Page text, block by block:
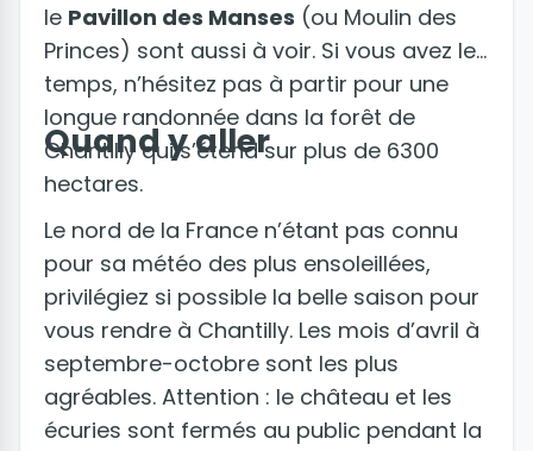
le Pavillon des Manses (ou Moulin des
Princes) sont aussi à voir. Si vous avez le
temps, n’hésitez pas à partir pour une
longue randonnée dans la forêt de
Chantilly qui s’étend sur plus de 6300
hectares.
Quand y aller
Le nord de la France n’étant pas connu
pour sa météo des plus ensoleillées,
privilégiez si possible la belle saison pour
vous rendre à Chantilly. Les mois d’avril à
septembre-octobre sont les plus
agréables. Attention : le château et les
écuries sont fermés au public pendant la